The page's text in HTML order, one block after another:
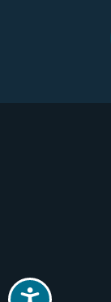
Acessibilidade